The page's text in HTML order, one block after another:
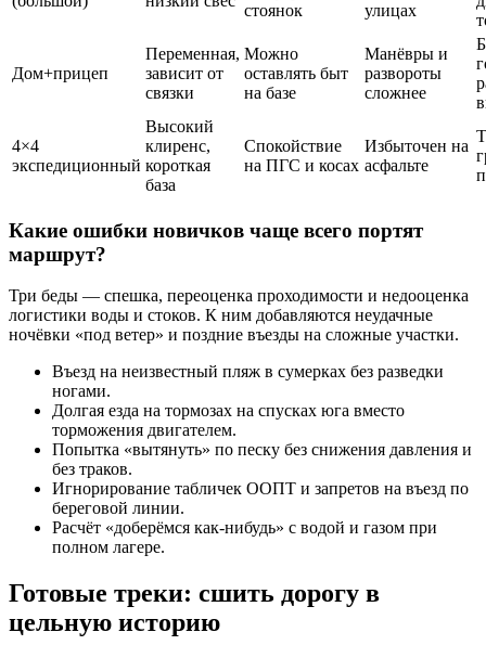
стоянок
улицах
Дом+прицеп
Переменная,
зависит от
связки
Можно
оставлять быт
на базе
Манёвры и
развороты
сложнее
4×4
экспедиционный
Высокий
клиренс,
короткая
база
Спокойствие
на ПГС и косах
Избыточен на
асфальте
Какие ошибки новичков чаще всего портят
маршрут?
Три беды — спешка, переоценка проходимости и недооценка
логистики воды и стоков. К ним добавляются неудачные
ночёвки «под ветер» и поздние въезды на сложные участки.
Въезд на неизвестный пляж в сумерках без разведки
ногами.
Долгая езда на тормозах на спусках юга вместо
торможения двигателем.
Попытка «вытянуть» по песку без снижения давления и
без траков.
Игнорирование табличек ООПТ и запретов на въезд по
береговой линии.
Расчёт «доберёмся как-нибудь» с водой и газом при
полном лагере.
Готовые треки: сшить дорогу в
цельную историю